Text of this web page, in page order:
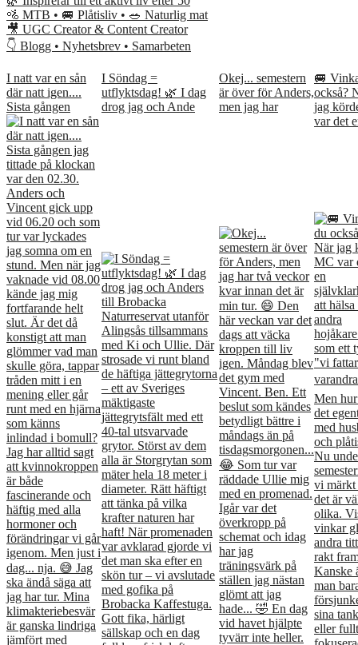
🚵 MTB • 🚐 Plåtisliv • 🥗 Naturlig mat
🎥 UGC Creator & Content Creator
👇 Blogg • Nyhetsbrev • Samarbeten
I natt var en sån
där natt igen....
Sista gången
I Söndag =
utflyktsdag! 🌿 I dag
drog jag och Ande
Okej... semestern
är över för Anders,
men jag har
🚐
också?
jag
var det